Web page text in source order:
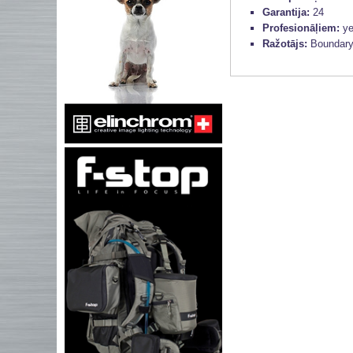
Garantija: 24
Profesionāļiem:
Ražotājs: Boundary